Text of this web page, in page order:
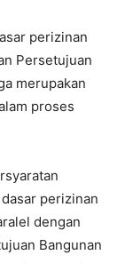
perizinan
Persetujuan
merupakan
proses
perizinan
dengan
Bangunan